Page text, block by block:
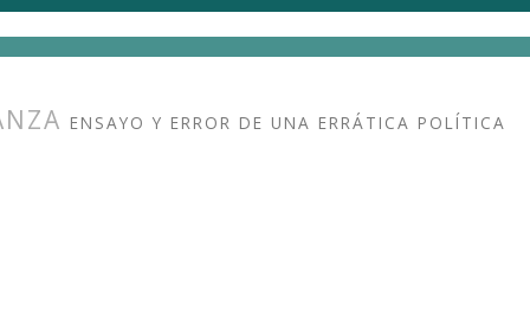
ENSAYO Y ERROR DE UNA ERRÁTICA POLÍTICA